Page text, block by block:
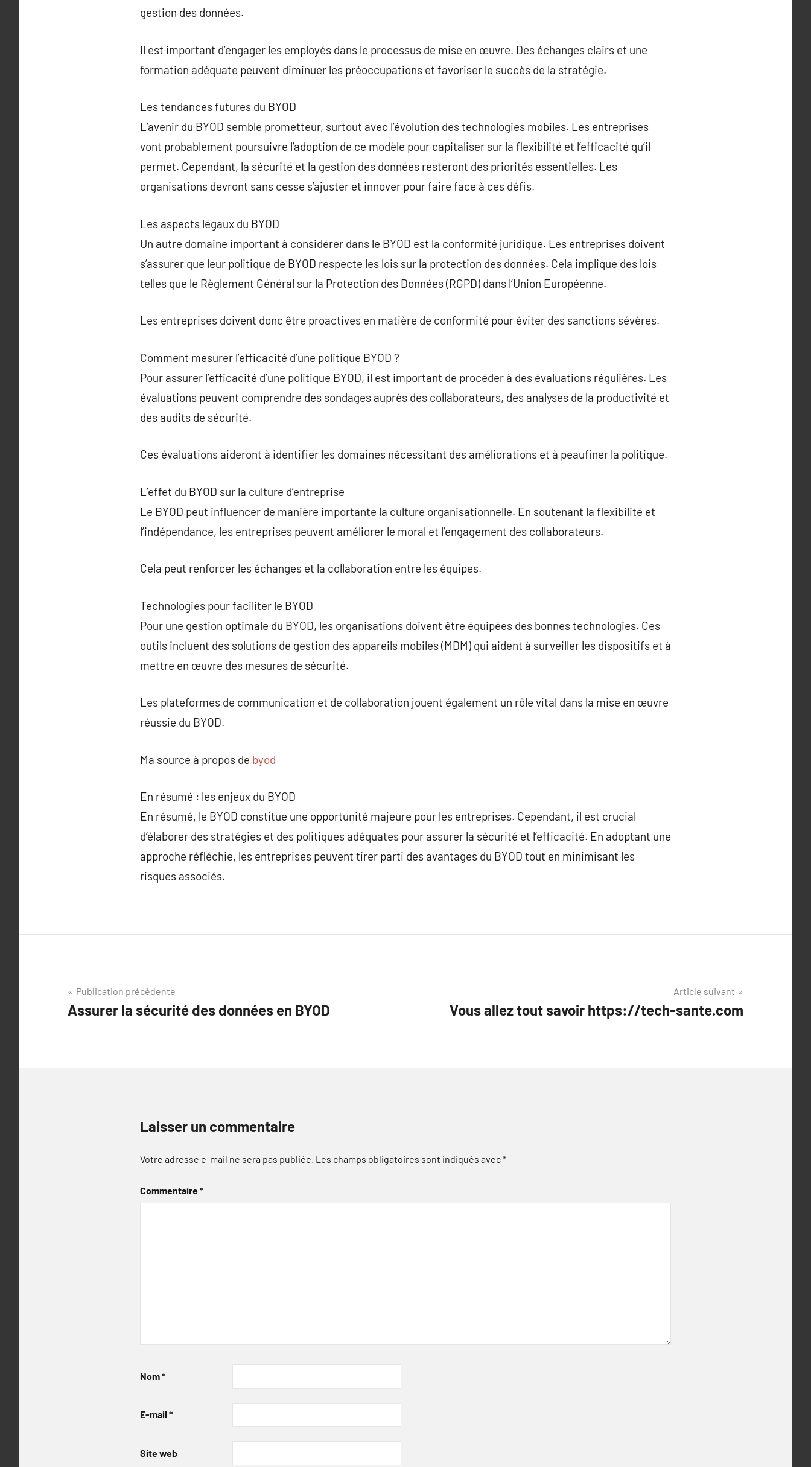
gestion des données.
Il est important d’engager les employés dans le processus de mise en œuvre. Des échanges clairs et une
formation adéquate peuvent diminuer les préoccupations et favoriser le succès de la stratégie.
Les tendances futures du BYOD
L’avenir du BYOD semble prometteur, surtout avec l’évolution des technologies mobiles. Les entreprises
vont probablement poursuivre l’adoption de ce modèle pour capitaliser sur la flexibilité et l’efficacité qu’il
permet. Cependant, la sécurité et la gestion des données resteront des priorités essentielles. Les
organisations devront sans cesse s’ajuster et innover pour faire face à ces défis.
Les aspects légaux du BYOD
Un autre domaine important à considérer dans le BYOD est la conformité juridique. Les entreprises doivent
s’assurer que leur politique de BYOD respecte les lois sur la protection des données. Cela implique des lois
telles que le Règlement Général sur la Protection des Données (RGPD) dans l’Union Européenne.
Les entreprises doivent donc être proactives en matière de conformité pour éviter des sanctions sévères.
Comment mesurer l’efficacité d’une politique BYOD ?
Pour assurer l’efficacité d’une politique BYOD, il est important de procéder à des évaluations régulières. Les
évaluations peuvent comprendre des sondages auprès des collaborateurs, des analyses de la productivité et
des audits de sécurité.
Ces évaluations aideront à identifier les domaines nécessitant des améliorations et à peaufiner la politique.
L’effet du BYOD sur la culture d’entreprise
Le BYOD peut influencer de manière importante la culture organisationnelle. En soutenant la flexibilité et
l’indépendance, les entreprises peuvent améliorer le moral et l’engagement des collaborateurs.
Cela peut renforcer les échanges et la collaboration entre les équipes.
Technologies pour faciliter le BYOD
Pour une gestion optimale du BYOD, les organisations doivent être équipées des bonnes technologies. Ces
outils incluent des solutions de gestion des appareils mobiles (MDM) qui aident à surveiller les dispositifs et à
mettre en œuvre des mesures de sécurité.
Les plateformes de communication et de collaboration jouent également un rôle vital dans la mise en œuvre
réussie du BYOD.
Ma source à propos de byod
En résumé : les enjeux du BYOD
En résumé, le BYOD constitue une opportunité majeure pour les entreprises. Cependant, il est crucial
d’élaborer des stratégies et des politiques adéquates pour assurer la sécurité et l’efficacité. En adoptant une
approche réfléchie, les entreprises peuvent tirer parti des avantages du BYOD tout en minimisant les
risques associés.
Navigation
de
Publication précédente
Assurer la sécurité des données en BYOD
Article suivant
Vous allez tout savoir https://tech-sante.com
Laisser un commentaire
Votre adresse e-mail ne sera pas publiée. Les champs obligatoires sont indiqués avec*
Commentaire*
Nom*
E-mail *
Site web